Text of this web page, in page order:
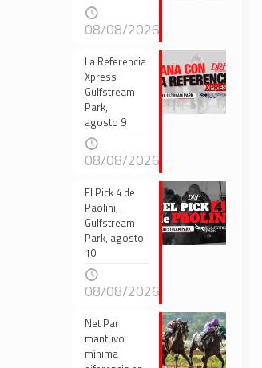
08/08/2026
La Referencia
Xpress
Gulfstream
Park,
agosto 9
08/08/2026
El Pick 4 de
Paolini,
Gulfstream
Park, agosto
10
08/08/2026
Net Par
mantuvo
mínima